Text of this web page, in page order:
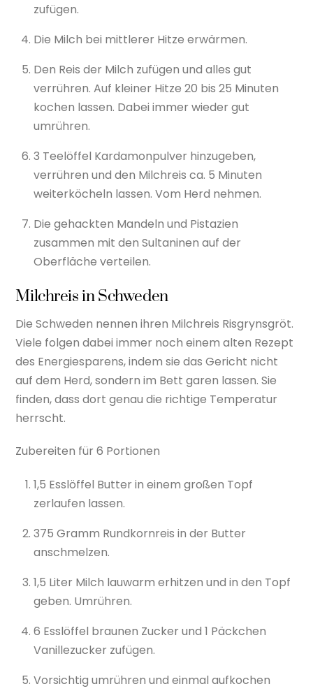
zufügen.
Die Milch bei mittlerer Hitze erwärmen.
Den Reis der Milch zufügen und alles gut
verrühren. Auf kleiner Hitze 20 bis 25 Minuten
kochen lassen. Dabei immer wieder gut
umrühren.
3 Teelöffel Kardamonpulver hinzugeben,
verrühren und den Milchreis ca. 5 Minuten
weiterköcheln lassen. Vom Herd nehmen.
Die gehackten Mandeln und Pistazien
zusammen mit den Sultaninen auf der
Oberfläche verteilen.
Milchreis in Schweden
Die Schweden nennen ihren Milchreis Risgrynsgröt.
Viele folgen dabei immer noch einem alten Rezept
des Energiesparens, indem sie das Gericht nicht
auf dem Herd, sondern im Bett garen lassen. Sie
finden, dass dort genau die richtige Temperatur
herrscht.
Zubereiten für 6 Portionen
1,5 Esslöffel Butter in einem großen Topf
zerlaufen lassen.
375 Gramm Rundkornreis in der Butter
anschmelzen.
1,5 Liter Milch lauwarm erhitzen und in den Topf
geben. Umrühren.
6 Esslöffel braunen Zucker und 1 Päckchen
Vanillezucker zufügen.
Vorsichtig umrühren und einmal aufkochen